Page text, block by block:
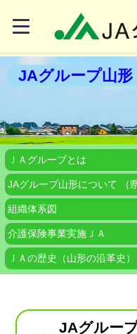
JAグループ山形
ＪＡグループとは
JAグループ山形について （
組織体系図
介護保険事業実施ＪＡ
ＪＡの歴史（山形の沿革史）
JAグルー